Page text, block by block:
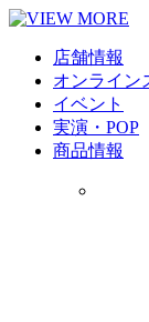
店舗情報
オンライン
イベント
実演・POP
商品情報